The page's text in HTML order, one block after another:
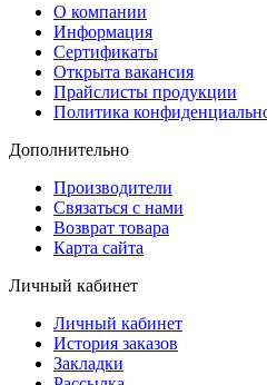
О компании
Информация
Сертификаты
Открыта вакансия
Прайслисты продукции
Политика
Дополнительно
Производители
Связаться с нами
Возврат товара
Карта сайта
Личный кабинет
Личный кабинет
История заказов
Закладки